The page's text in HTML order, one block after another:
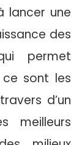
lancer une
des
permet
ce sont les
d’un
meilleurs